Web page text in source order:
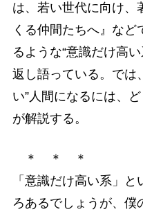
は、若い世代に向け、
くる仲間たちへ』な
るような“意識だけ高
返し語っている。では
い”人間になるには、
が解説する。
＊ ＊ ＊
「意識だけ高い系」
ろあるでしょうが、僕